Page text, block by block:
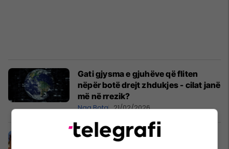
Gati gjysma e gjuhëve që fliten
nëpër botë drejt zhdukjes - cilat janë
më në rrezik?
Nga Bota 21/02/2026
Aventura e jashtëzakonshme e